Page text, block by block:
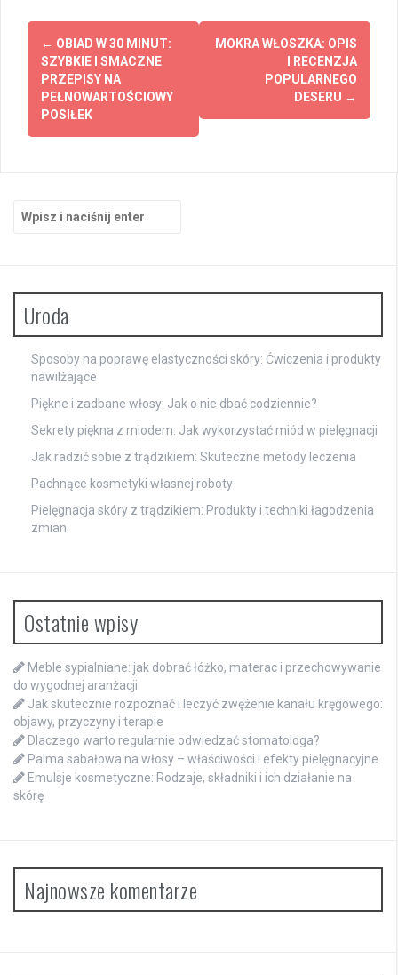
Zobacz
wpisy
← OBIAD W 30 MINUT:
SZYBKIE I SMACZNE
PRZEPISY NA
PEŁNOWARTOŚCIOWY
POSIŁEK
MOKRA WŁOSZKA: OPIS
I RECENZJA
POPULARNEGO
DESERU →
Uroda
Sposoby na poprawę elastyczności skóry: Ćwiczenia i produkty
nawilżające
Piękne i zadbane włosy: Jak o nie dbać codziennie?
Sekrety piękna z miodem: Jak wykorzystać miód w pielęgnacji
Jak radzić sobie z trądzikiem: Skuteczne metody leczenia
Pachnące kosmetyki własnej roboty
Pielęgnacja skóry z trądzikiem: Produkty i techniki łagodzenia
zmian
Ostatnie wpisy
Meble sypialniane: jak dobrać łóżko, materac i przechowywanie
do wygodnej aranżacji
Jak skutecznie rozpoznać i leczyć zwężenie kanału kręgowego:
objawy, przyczyny i terapie
Dlaczego warto regularnie odwiedzać stomatologa?
Palma sabałowa na włosy – właściwości i efekty pielęgnacyjne
Emulsje kosmetyczne: Rodzaje, składniki i ich działanie na
skórę
Najnowsze komentarze